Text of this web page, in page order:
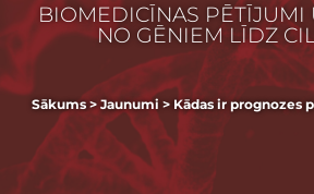
BIOMEDICĪNAS PĒTĪJUMI
NO GĒNIEM LĪDZ
Sākums> Jaunumi > Kādas ir prognozes